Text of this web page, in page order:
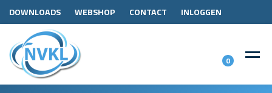
DOWNLOADS WEBSHOP CONTACT INLOGGEN
0